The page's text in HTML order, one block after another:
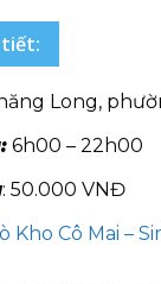
Long,
6h00 – 22h00
: 50.000 VNĐ
Kho Cô Mai –